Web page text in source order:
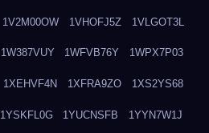
1V2M00OW 1VHOFJ5Z 1VLGOT3L
1W387VUY 1WFVB76Y 1WPX7P03
1XEHVF4N 1XFRA9ZO 1XS2YS68
1YSKFL0G 1YUCNSFB 1YYN7W1J